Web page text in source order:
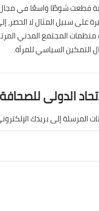
قطعت شوطًا واسعًا في مجال
على سبيل المثال لا
المجتمع المدني
التمكين السياسي للمرأة.
الدولى
المرسلة إلى بريدك